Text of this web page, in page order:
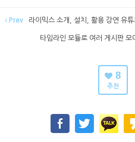
Prev 라이믹스 소개, 설치, 활용 강연 유
타임라인 모듈로 여러 게시판
8
추천